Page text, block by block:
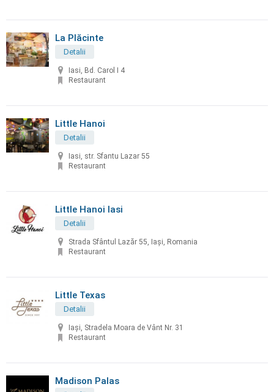
La Plăcinte
Detalii
Iasi, Bd. Carol I 4
Restaurant
Little Hanoi
Detalii
Iasi, str. Sfantu Lazar 55
Restaurant
Little Hanoi Iasi
Detalii
Strada Sfântul Lazăr 55, Iași, Romania
Restaurant
Little Texas
Detalii
Iași, Stradela Moara de Vânt Nr. 31
Restaurant
Madison Palas